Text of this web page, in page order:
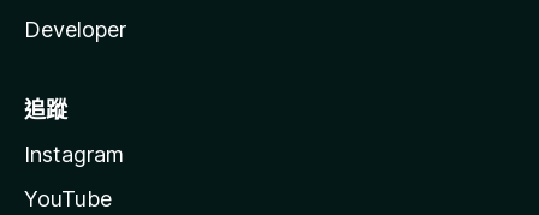
Developer
追蹤
Instagram
YouTube